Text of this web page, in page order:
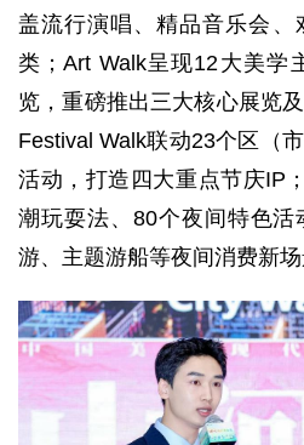
盖流行演唱、精品音乐会、
类；Art Walk呈现12大美学
览，重磅推出三大核心展览
Festival Walk联动23个区（
活动，打造四大重点节庆IP
潮玩耍法、80个夜间特色
游、主题游船等夜间消费新场